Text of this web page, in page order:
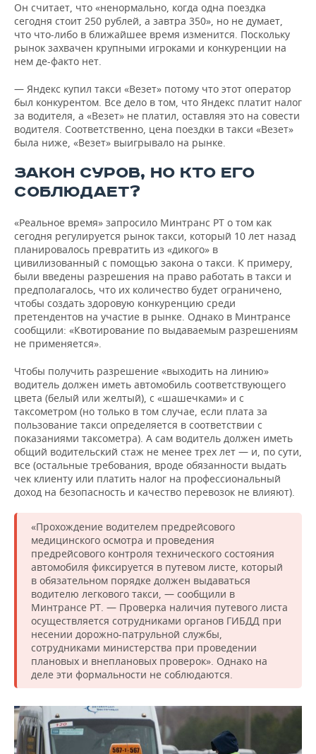
Он считает, что «ненормально, когда одна поездка
сегодня стоит 250 рублей, а завтра 350», но не думает,
что что-либо в ближайшее время изменится. Поскольку
рынок захвачен крупными игроками и конкуренции на
нем де-факто нет.
— Яндекс купил такси «Везет» потому что этот оператор
был конкурентом. Все дело в том, что Яндекс платит налог
за водителя, а «Везет» не платил, оставляя это на совести
водителя. Соответственно, цена поездки в такси «Везет»
была ниже, «Везет» выигрывало на рынке.
ЗАКОН СУРОВ, НО КТО ЕГО
СОБЛЮДАЕТ?
«Реальное время» запросило Минтранс РТ о том как
сегодня регулируется рынок такси, который 10 лет назад
планировалось превратить из «дикого» в
цивилизованный с помощью закона о такси. К примеру,
были введены разрешения на право работать в такси и
предполагалось, что их количество будет ограничено,
чтобы создать здоровую конкуренцию среди
претендентов на участие в рынке. Однако в Минтрансе
сообщили: «Квотирование по выдаваемым разрешениям
не применяется».
Чтобы получить разрешение «выходить на линию»
водитель должен иметь автомобиль соответствующего
цвета (белый или желтый), с «шашечками» и с
таксометром (но только в том случае, если плата за
пользование такси определяется в соответствии с
показаниями таксометра). А сам водитель должен иметь
общий водительский стаж не менее трех лет — и, по сути,
все (остальные требования, вроде обязанности выдать
чек клиенту или платить налог на профессиональный
доход на безопасность и качество перевозок не влияют).
«Прохождение водителем предрейсового
медицинского осмотра и проведения
предрейсового контроля технического состояния
автомобиля фиксируется в путевом листе, который
в обязательном порядке должен выдаваться
водителю легкового такси, — сообщили в
Минтрансе РТ. — Проверка наличия путевого листа
осуществляется сотрудниками органов ГИБДД при
несении дорожно-патрульной службы,
сотрудниками министерства при проведении
плановых и внеплановых проверок». Однако на
деле эти формальности не соблюдаются.